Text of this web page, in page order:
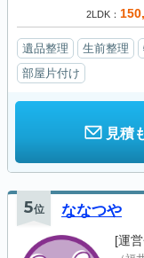
2LDK
遺品整理 生前整理
部屋片付け
見積
5位 ななつや
[運